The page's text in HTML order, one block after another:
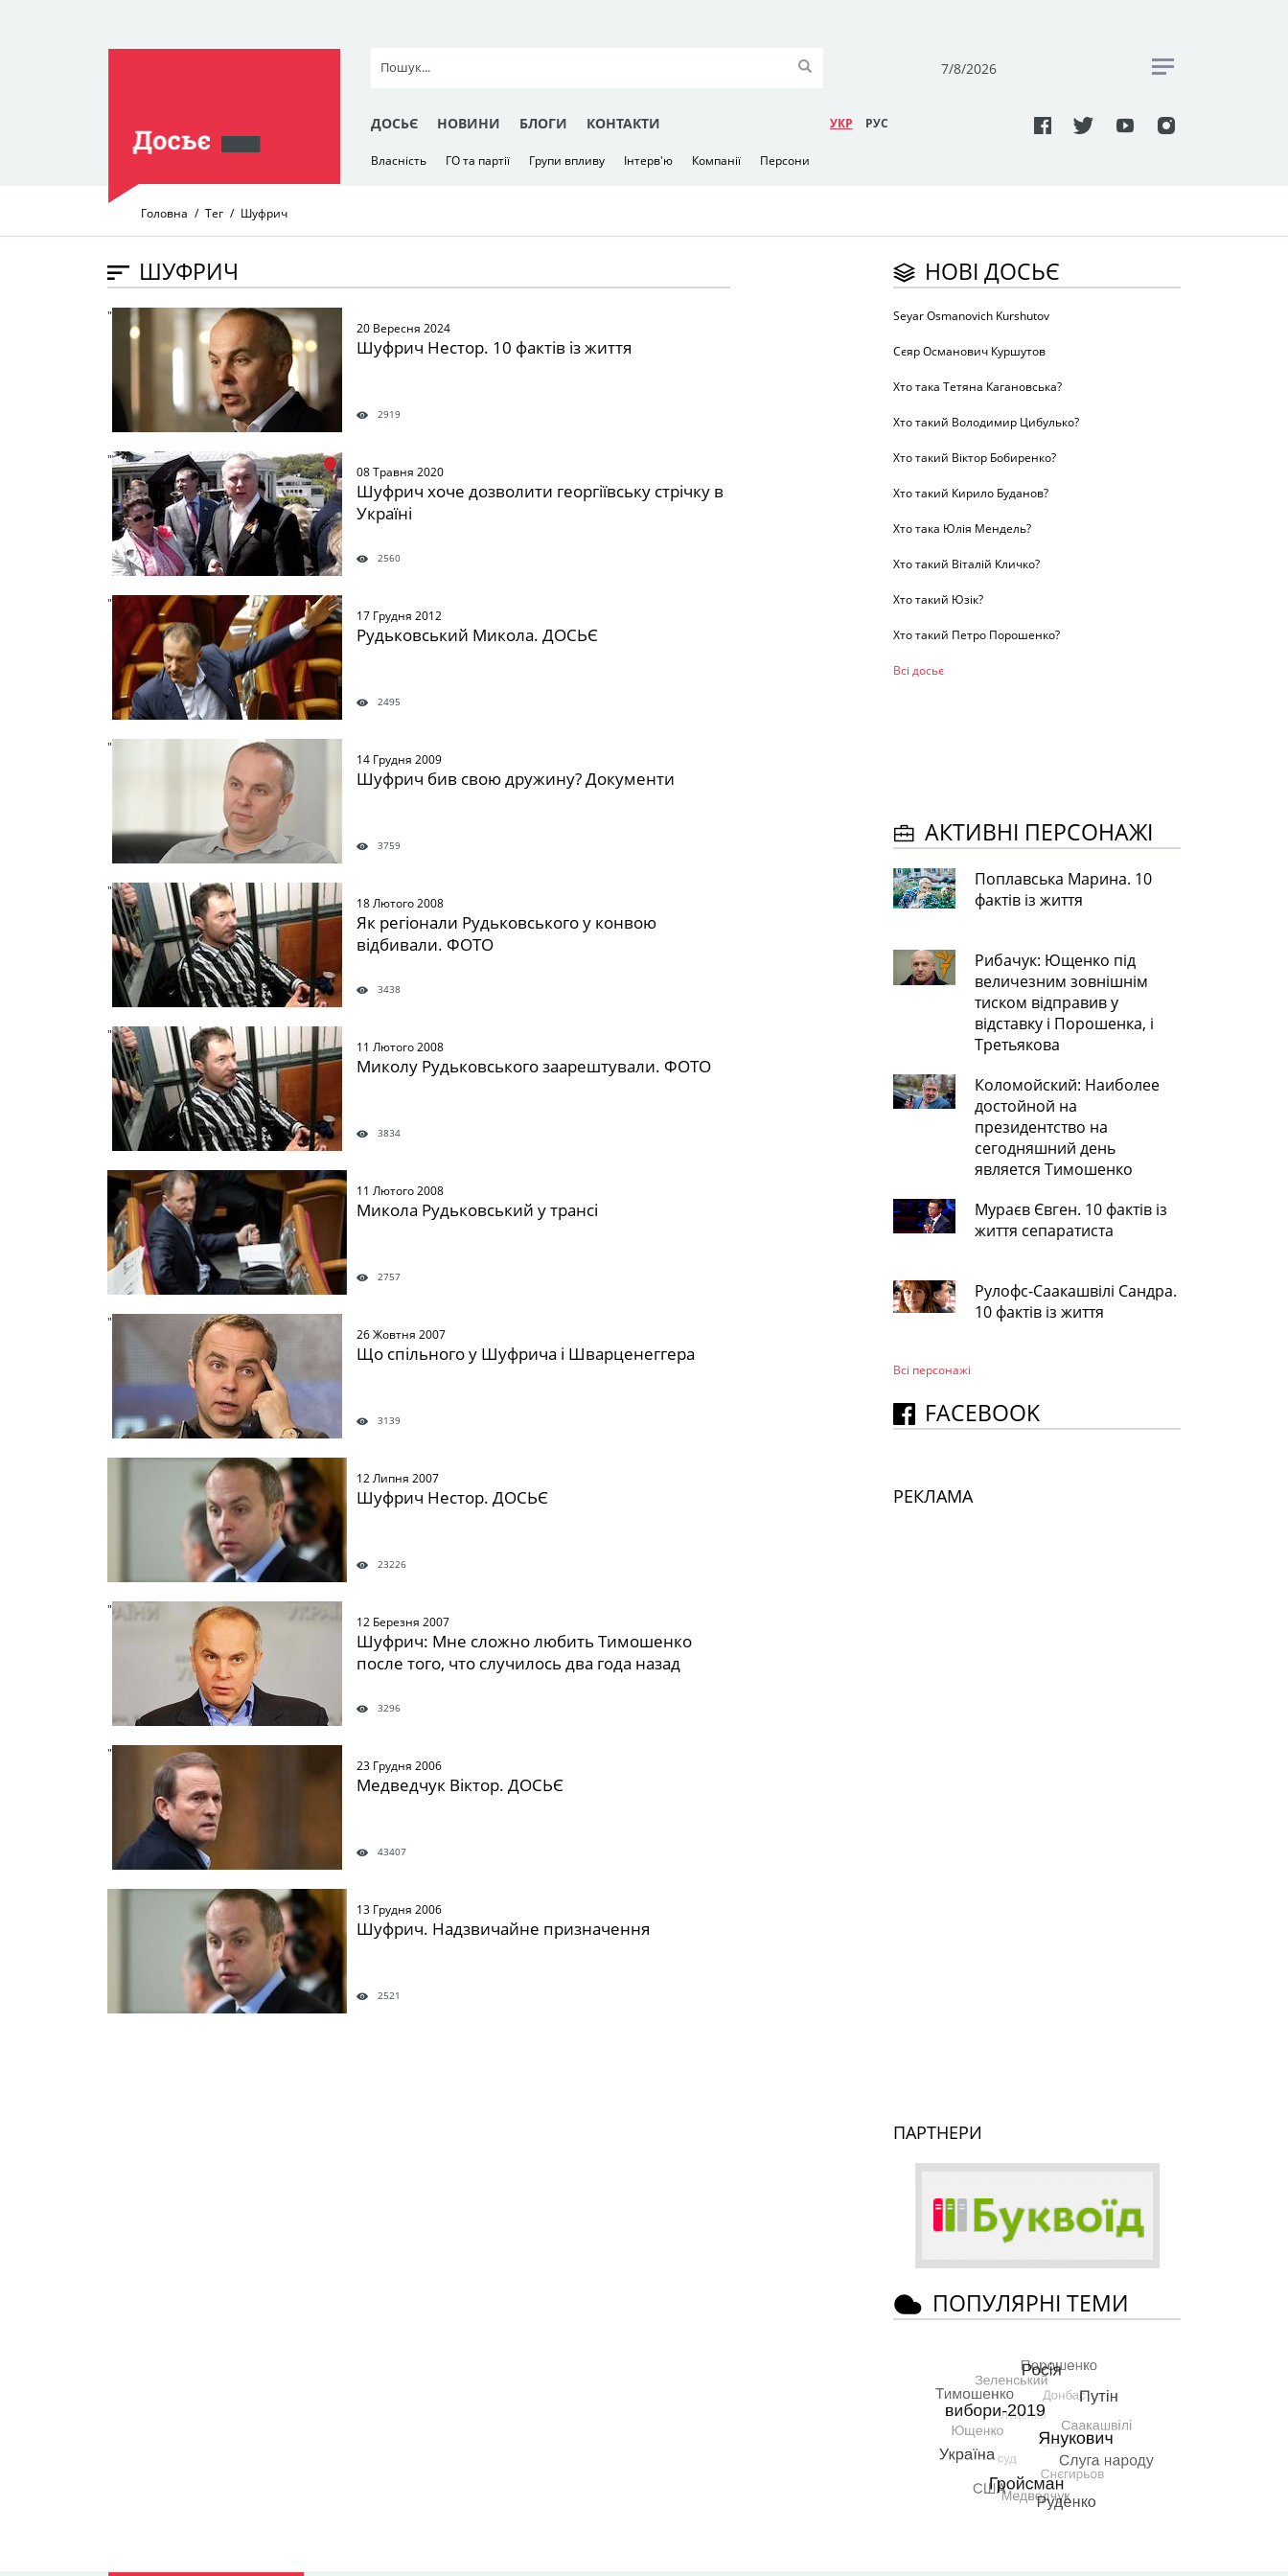
7/8/2026
ДОСЬЄ НОВИНИ БЛОГИ КОНТАКТИ УКР РУC
Власність ГО та партії Групи впливу Інтерв'ю Компанії Персони
Головна Тег Шуфрич
ШУФРИЧ
" />
20 Вересня 2024
Шуфрич Нестор. 10 фактів із життя
2919
" />
08 Травня 2020
Шуфрич хоче дозволити георгіївську стрічку в
Україні
2560
" />
17 Грудня 2012
Рудьковський Микола. ДОСЬЄ
2495
" />
14 Грудня 2009
Шуфрич бив свою дружину? Документи
3759
" />
18 Лютого 2008
Як регіонали Рудьковського у конвою
відбивали. ФОТО
3438
" />
11 Лютого 2008
Миколу Рудьковського заарештували. ФОТО
3834
" />
11 Лютого 2008
Микола Рудьковський у трансі
2757
" />
26 Жовтня 2007
Що спільного у Шуфрича і Шварценеггера
3139
12 Липня 2007
Шуфрич Нестор. ДОСЬЄ
23226
" />
12 Березня 2007
Шуфрич: Мне сложно любить Тимошенко
после того, что случилось два года назад
3296
" />
23 Грудня 2006
Медведчук Віктор. ДОСЬЄ
43407
13 Грудня 2006
Шуфрич. Надзвичайне призначення
2521
НОВІ ДОСЬЄ
Seyar Osmanovich Kurshutov
Сєяр Османович Куршутов
Хто така Тетяна Кагановська?
Хто такий Володимир Цибулько?
Хто такий Віктор Бобиренко?
Хто такий Кирило Буданов?
Хто така Юлія Мендель?
Хто такий Віталій Кличко?
Хто такий Юзік?
Хто такий Петро Порошенко?
Всі досьє
АКТИВНІ ПЕРСОНАЖІ
Поплавська Марина. 10
фактів із життя
Рибачук: Ющенко під
величезним зовнішнім
тиском відправив у
відставку і Порошенка, і
Третьякова
Коломойский: Наиболее
достойной на
президентство на
сегодняшний день
является Тимошенко
Мураєв Євген. 10 фактів із
життя сепаратиста
Рулофс-Саакашвілі Сандра.
10 фактів із життя
Всі персонажi
FACEBOOK
РЕКЛАМА
ПАРТНЕРИ
ПОПУЛЯРНІ ТЕМИ